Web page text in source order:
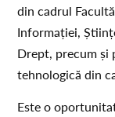
din cadrul
Informației,
Drept, precum și
tehnologică din
Este o